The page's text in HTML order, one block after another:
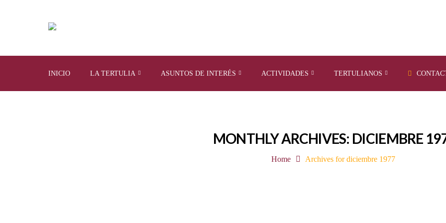
INICIO LA TERTULIA ASUNTOS DE INTERÉS ACTIVIDADES TERTULIANOS
MONTHLY ARCHIVES: DICIEMBRE
Home Archives for diciembre 1977